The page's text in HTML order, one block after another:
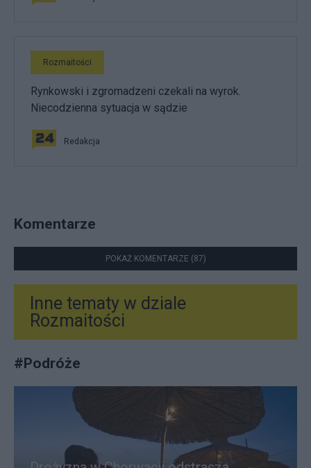
Rozmaitości
Rynkowski i zgromadzeni czekali na wyrok.
Niecodzienna sytuacja w sądzie
Redakcja
Komentarze
POKAŻ KOMENTARZE (87)
Inne tematy w dziale
Rozmaitości
#Podróże